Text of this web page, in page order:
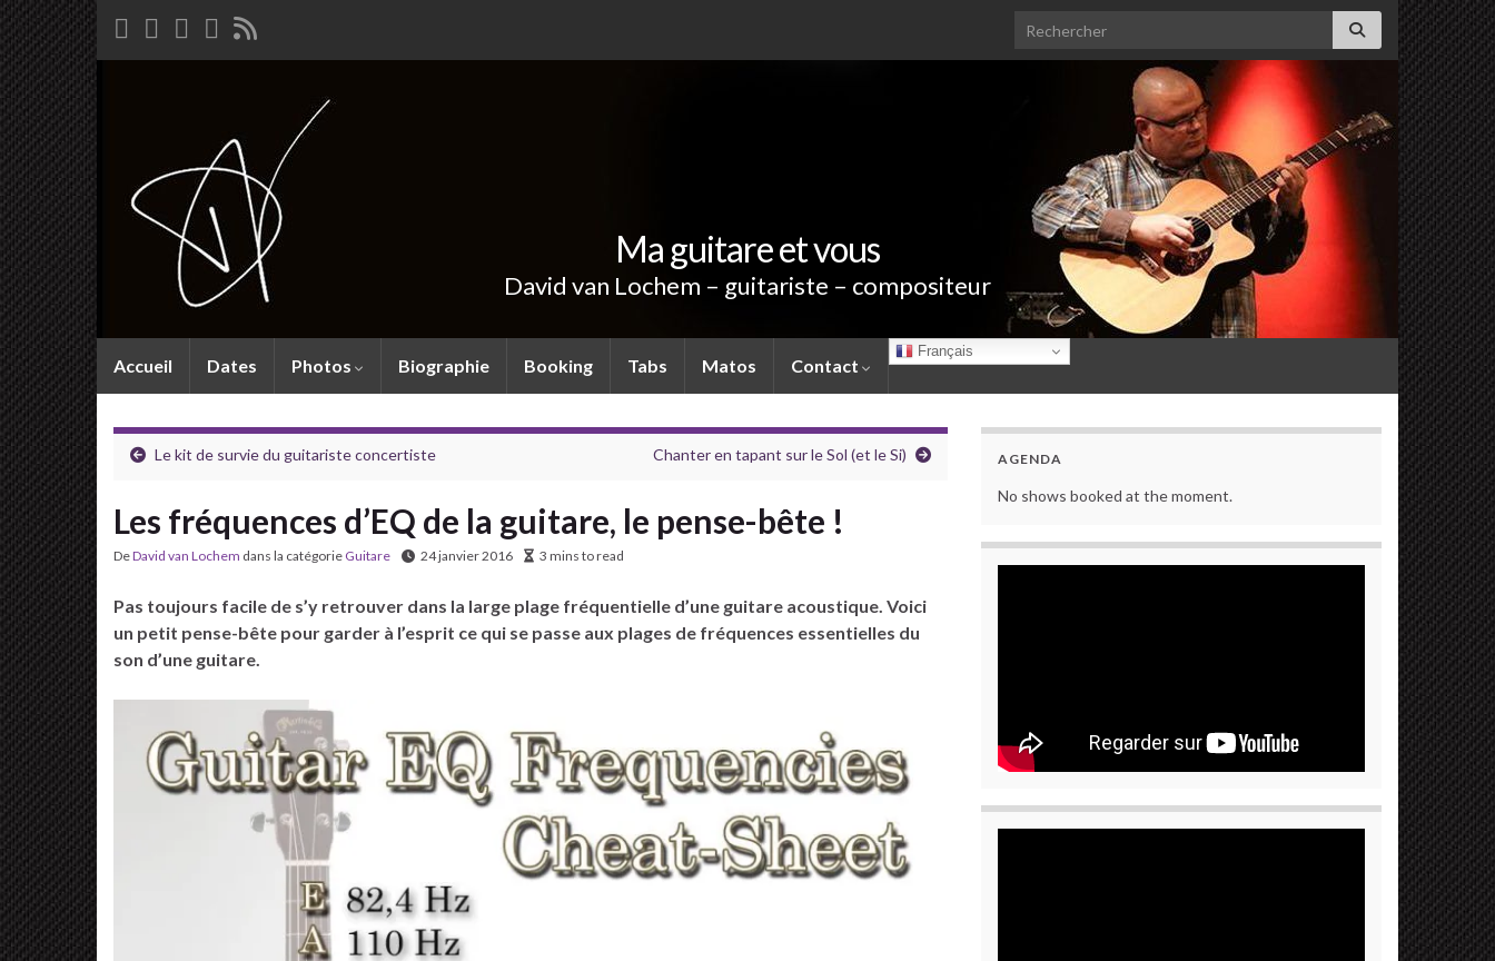
Search for:
Ma guitare et vous
David van Lochem – guitariste – compositeur
Accueil Dates Photos Biographie Booking Tabs Matos Contact
Français
Le kit de survie du guitariste concertiste Chanter en tapant sur le Sol (et le Si)
Les fréquences d’EQ de la guitare, le pense-bête !
DeDavid van Lochem dans la catégorie Guitare 24 janvier 2016 3 mins to read
Pas toujours facile de s’y retrouver dans la large plage fréquentielle d’une guitare acoustique. Voici
un petit pense-bête pour garder à l’esprit ce qui se passe aux plages de fréquences essentielles du
son d’une guitare.
AGENDA
No shows booked at the moment.